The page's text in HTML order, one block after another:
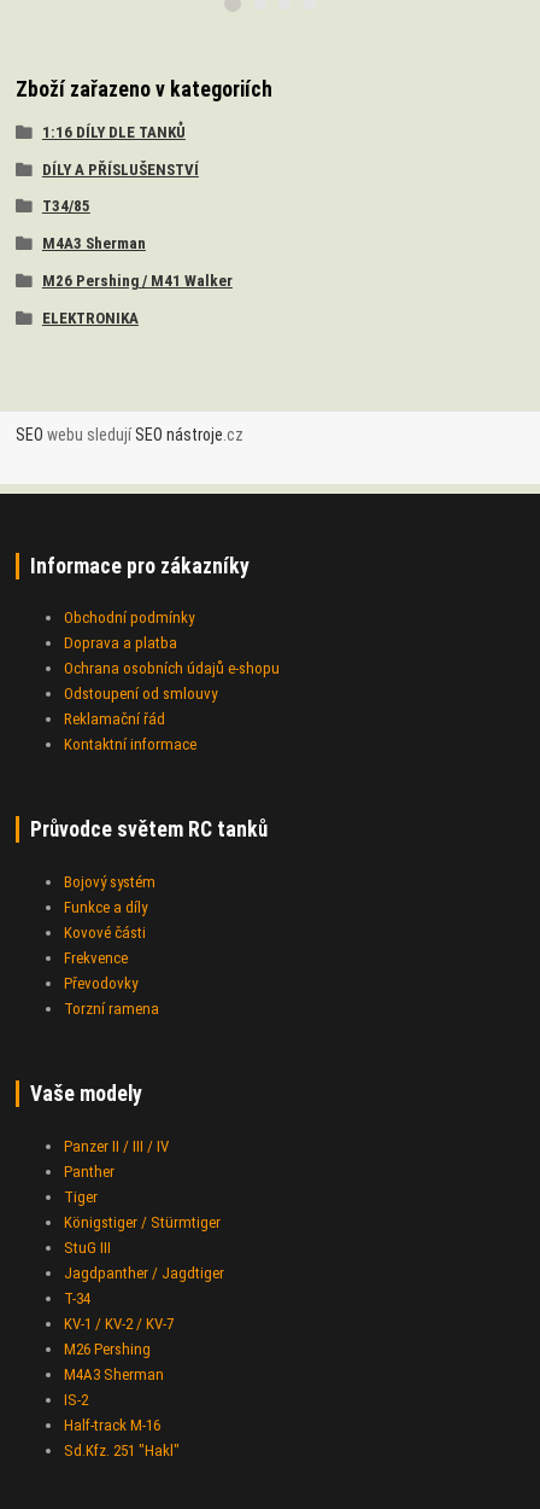
Zboží zařazeno v kategoriích
1:16 DÍLY DLE TANKŮ
DÍLY A PŘÍSLUŠENSTVÍ
T34/85
M4A3 Sherman
M26 Pershing / M41 Walker
ELEKTRONIKA
SEO webu sledujíSEO nástroje .cz
Informace pro zákazníky
Obchodní podmínky
Doprava a platba
Ochrana osobních údajů e-shopu
Odstoupení od smlouvy
Reklamační řád
Kontaktní informace
Průvodce světem RC tanků
Bojový systém
Funkce a díly
Kovové části
Frekvence
Převodovky
Torzní ramena
Vaše modely
Panzer II / III / IV
Panther
Tiger
Königstiger / Stürmtiger
StuG III
Jagdpanther / Jagdtiger
T-34
KV-1 / KV-2 / KV-7
M26 Pershing
M4A3 Sherman
IS-2
Half-track M-16
Sd.Kfz. 251 "Hakl"